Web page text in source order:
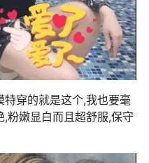
穿的就是这个,我也要毫
粉嫩显白而且超舒服,保守